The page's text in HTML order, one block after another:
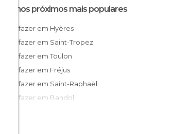
Destinos próximos mais populares
O que fazer em Hyères
O que fazer em Saint-Tropez
O que fazer em Toulon
O que fazer em Fréjus
O que fazer em Saint-Raphaël
O que fazer em Bandol